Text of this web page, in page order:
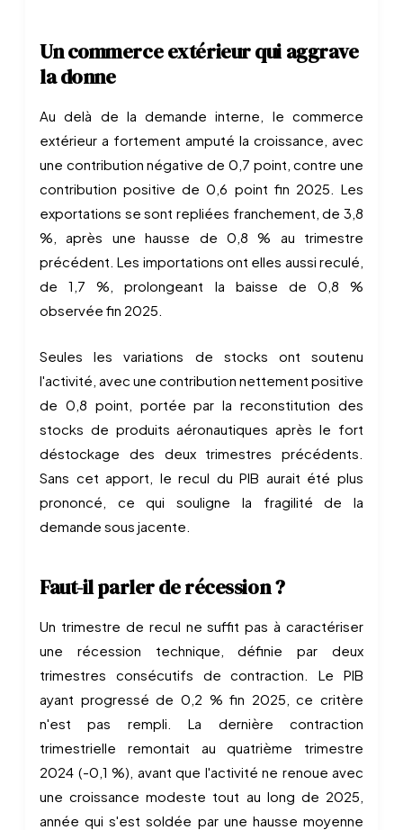
Un commerce extérieur qui aggrave
la donne
Au delà de la demande interne, le commerce
extérieur a fortement amputé la croissance, avec
une contribution négative de 0,7 point, contre une
contribution positive de 0,6 point fin 2025. Les
exportations se sont repliées franchement, de 3,8
%, après une hausse de 0,8 % au trimestre
précédent. Les importations ont elles aussi reculé,
de 1,7 %, prolongeant la baisse de 0,8 %
observée fin 2025.
Seules les variations de stocks ont soutenu
l'activité, avec une contribution nettement positive
de 0,8 point, portée par la reconstitution des
stocks de produits aéronautiques après le fort
déstockage des deux trimestres précédents.
Sans cet apport, le recul du PIB aurait été plus
prononcé, ce qui souligne la fragilité de la
demande sous jacente.
Faut-il parler de récession ?
Un trimestre de recul ne suffit pas à caractériser
une récession technique, définie par deux
trimestres consécutifs de contraction. Le PIB
ayant progressé de 0,2 % fin 2025, ce critère
n'est pas rempli. La dernière contraction
trimestrielle remontait au quatrième trimestre
2024 (-0,1 %), avant que l'activité ne renoue avec
une croissance modeste tout au long de 2025,
année qui s'est soldée par une hausse moyenne